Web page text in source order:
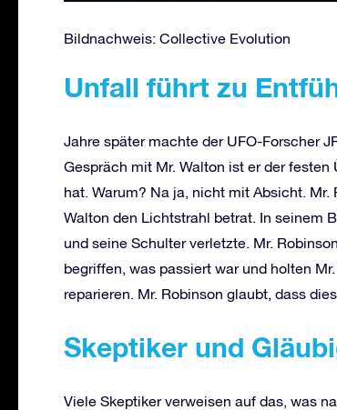
Bildnachweis: Collective Evolution
Unfall führt zu
Jahre später machte der UFO-Forscher
Gespräch mit Mr. Walton ist er der
hat. Warum? Na ja, nicht mit Absicht.
Walton den Lichtstrahl betrat. In seinem
und seine Schulter verletzte. Mr.
begriffen, was passiert war und holten
reparieren. Mr. Robinson glaubt, dass
Skeptiker und
Viele Skeptiker verweisen auf das, was